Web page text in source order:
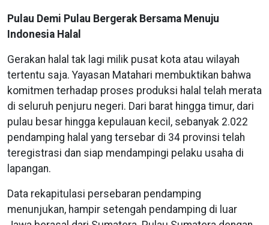
Pulau Demi Pulau Bergerak Bersama Menuju
Indonesia Halal
Gerakan halal tak lagi milik pusat kota atau wilayah
tertentu saja. Yayasan Matahari membuktikan bahwa
komitmen terhadap proses produksi halal telah merata
di seluruh penjuru negeri. Dari barat hingga timur, dari
pulau besar hingga kepulauan kecil, sebanyak 2.022
pendamping halal yang tersebar di 34 provinsi telah
teregistrasi dan siap mendampingi pelaku usaha di
lapangan.
Data rekapitulasi persebaran pendamping
menunjukan, hampir setengah pendamping di luar